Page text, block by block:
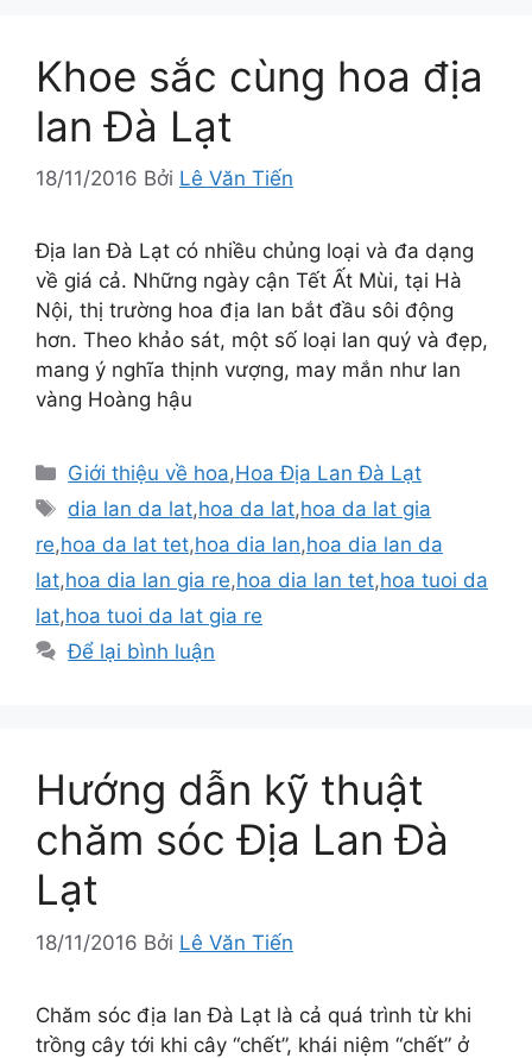
Khoe sắc cùng hoa địa
lan Đà Lạt
18/11/2016 Bởi Lê Văn Tiến
Địa lan Đà Lạt có nhiều chủng loại và đa dạng
về giá cả. Những ngày cận Tết Ất Mùi, tại Hà
Nội, thị trường hoa địa lan bắt đầu sôi động
hơn. Theo khảo sát, một số loại lan quý và đẹp,
mang ý nghĩa thịnh vượng, may mắn như lan
vàng Hoàng hậu
Danh
mục
Giới thiệu về hoa,Hoa Địa Lan Đà Lạt
Thẻ
dia lan da lat,hoa da lat,hoa da lat gia
re,hoa da lat tet,hoa dia lan,hoa dia lan da
lat,hoa dia lan gia re,hoa dia lan tet,hoa tuoi da
lat,hoa tuoi da lat gia re
Để lại bình luận
Hướng dẫn kỹ thuật
chăm sóc Địa Lan Đà
Lạt
18/11/2016 Bởi Lê Văn Tiến
Chăm sóc địa lan Đà Lạt là cả quá trình từ khi
trồng cây tới khi cây “chết”, khái niệm “chết” ở